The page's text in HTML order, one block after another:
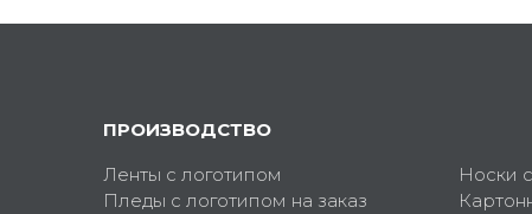
ПРОИЗВОДСТВО
Ленты с логотипом
Пледы с логотипом на заказ
Носки